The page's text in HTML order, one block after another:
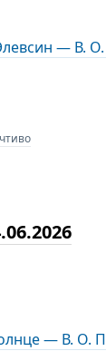
— В.
— В. О.